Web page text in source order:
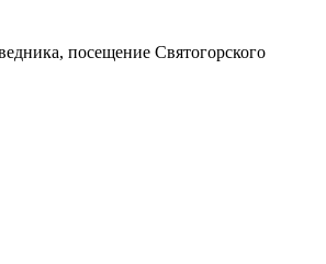
посещение Святогорского